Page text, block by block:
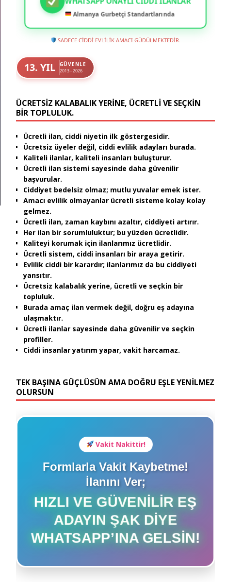
Almanya Gurbetçi Standartlarında
SADECE CİDDİ EVLİLİK AMACI GÜDÜLMEKTEDİR.
13. YIL GÜVENLE
2013 - 2026
ÜCRETSIZ KALABALIK YERINE, ÜCRETLI VE SEÇKIN
BIR TOPLULUK.
Ücretli ilan, ciddi niyetin ilk göstergesidir.
Ücretsiz üyeler değil, ciddi evlilik adayları burada.
Kaliteli ilanlar, kaliteli insanları buluşturur.
Ücretli ilan sistemi sayesinde daha güvenilir
başvurular.
Ciddiyet bedelsiz olmaz; mutlu yuvalar emek ister.
Amacı evlilik olmayanlar ücretli sisteme kolay kolay
gelmez.
Ücretli ilan, zaman kaybını azaltır, ciddiyeti artırır.
Her ilan bir sorumluluktur; bu yüzden ücretlidir.
Kaliteyi korumak için ilanlarımız ücretlidir.
Ücretli sistem, ciddi insanları bir araya getirir.
Evlilik ciddi bir karardır; ilanlarımız da bu ciddiyeti
yansıtır.
Ücretsiz kalabalık yerine, ücretli ve seçkin bir
topluluk.
Burada amaç ilan vermek değil, doğru eş adayına
ulaşmaktır.
Ücretli ilanlar sayesinde daha güvenilir ve seçkin
profiller.
Ciddi insanlar yatırım yapar, vakit harcamaz.
TEK BAŞINA GÜÇLÜSÜN AMA DOĞRU EŞLE YENİLMEZ
OLURSUN
Vakit Nakittir!
Formlarla Vakit Kaybetme!
İlanını Ver;
HIZLI VE GÜVENILIR EŞ
ADAYIN ŞAK DIYE
WHATSAPP’INA GELSIN!